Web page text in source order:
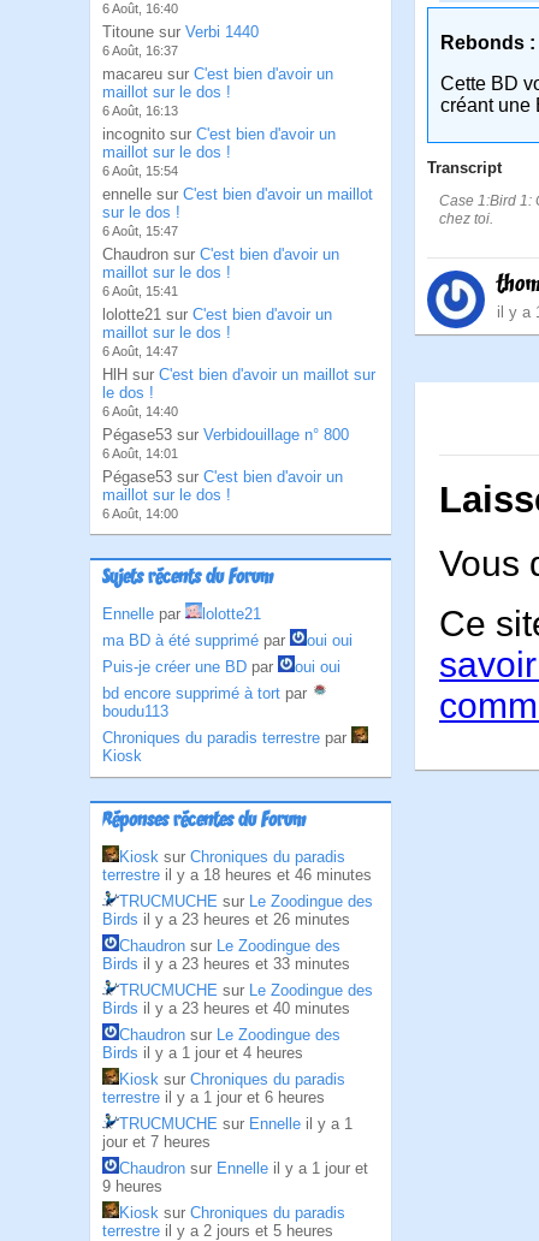
6 Août, 16:40
Titoune sur Verbi 1440
6 Août, 16:37
macareu sur C'est bien d'avoir un
maillot sur le dos !
6 Août, 16:13
incognito sur C'est bien d'avoir un
maillot sur le dos !
6 Août, 15:54
ennelle sur C'est bien d'avoir un maillot
sur le dos !
6 Août, 15:47
Chaudron sur C'est bien d'avoir un
maillot sur le dos !
6 Août, 15:41
lolotte21 sur C'est bien d'avoir un
maillot sur le dos !
6 Août, 14:47
HlH sur C'est bien d'avoir un maillot sur
le dos !
6 Août, 14:40
Pégase53 sur Verbidouillage n° 800
6 Août, 14:01
Pégase53 sur C'est bien d'avoir un
maillot sur le dos !
6 Août, 14:00
Sujets récents du Forum
Ennelle par
lolotte21
ma BD à été supprimé par
oui oui
Puis-je créer une BD par
oui oui
bd encore supprimé à tort par
boudu113
Chroniques du paradis terrestre par
Kiosk
Réponses récentes du Forum
Kiosk sur Chroniques du paradis
terrestre il y a 18 heures et 46 minutes
TRUCMUCHE sur Le Zoodingue des
Birds il y a 23 heures et 26 minutes
Chaudron sur Le Zoodingue des
Birds il y a 23 heures et 33 minutes
TRUCMUCHE sur Le Zoodingue des
Birds il y a 23 heures et 40 minutes
Chaudron sur Le Zoodingue des
Birds il y a 1 jour et 4 heures
Kiosk sur Chroniques du paradis
terrestre il y a 1 jour et 6 heures
TRUCMUCHE sur Ennelle il y a 1
jour et 7 heures
Chaudron sur Ennelle il y a 1 jour et
9 heures
Kiosk sur Chroniques du paradis
terrestre il y a 2 jours et 5 heures
Rebonds :
Cette BD
créant une
Transcript
Case 1:Bird 1:
chez toi.
il y a
Vous
Ce